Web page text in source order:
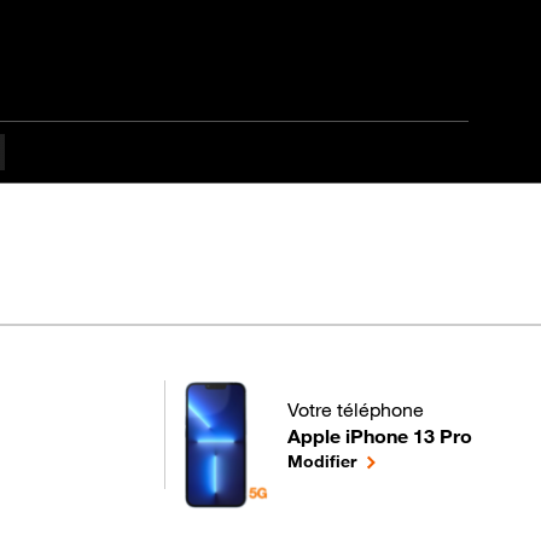
Votre téléphone
Apple iPhone 13 Pro
pour votre Apple iPhone 13
Modifierle téléphone